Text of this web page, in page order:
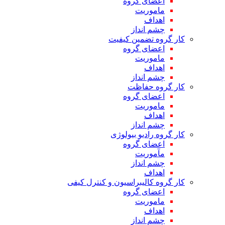
ماموریت
اهداف
چشم انداز
کار گروه تضمین کیفیت
اعضای گروه
ماموریت
اهداف
چشم انداز
کار گروه حفاظت
اعضای گروه
ماموریت
اهداف
چشم انداز
کار گروه رادیو بیولوژی
اعضای گروه
مآموریت
چشم انداز
اهداف
کار گروه کالیبراسیون و کنترل کیفی
اعضای گروه
ماموریت
اهداف
چشم انداز